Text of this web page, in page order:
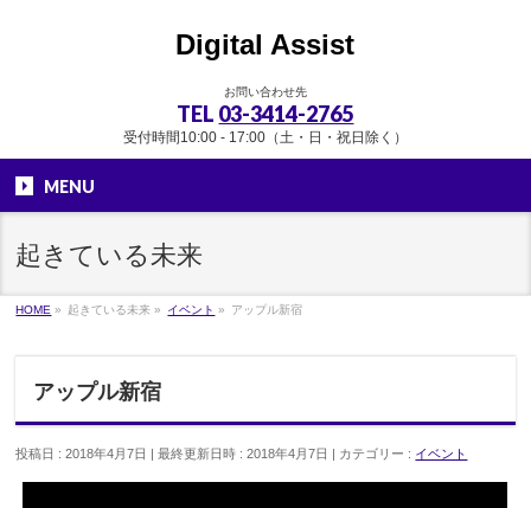
Digital Assist
お問い合わせ先
TEL 03-3414-2765
受付時間10:00 - 17:00（土・日・祝日除く）
MENU
起きている未来
HOME » 起きている未来 » イベント » アップル新宿
アップル新宿
投稿日 : 2018年4月7日 最終更新日時 : 2018年4月7日 カテゴリー : イベント